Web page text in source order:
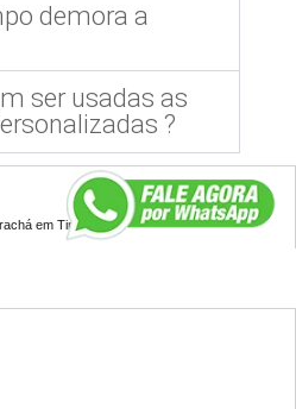
demora a
ser usadas as
?
em Timbó – SC